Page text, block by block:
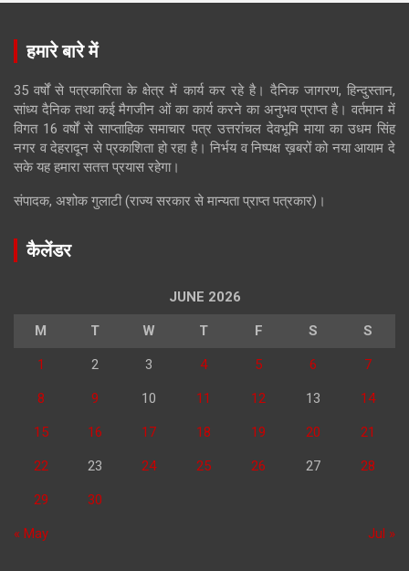
हमारे बारे में
35 वर्षों से पत्रकारिता के क्षेत्र में कार्य कर रहे है। दैनिक जागरण, हिन्दुस्तान,
सांध्य दैनिक तथा कई मैगजीन ओं का कार्य करने का अनुभव प्राप्त है। वर्तमान में
विगत 16 वर्षों से साप्ताहिक समाचार पत्र उत्तरांचल देवभूमि माया का उधम सिंह
नगर व देहरादून से प्रकाशिता हो रहा है। निर्भय व निष्पक्ष ख़बरों को नया आयाम दे
सके यह हमारा सतत्त प्रयास रहेगा।
संपादक, अशोक गुलाटी (राज्य सरकार से मान्यता प्राप्त पत्रकार)।
कैलेंडर
JUNE 2026
M T W T F S S
1 2 3 4 5 6 7
8 9 10 11 12 13 14
15 16 17 18 19 20 21
22 23 24 25 26 27 28
29 30
« May Jul »